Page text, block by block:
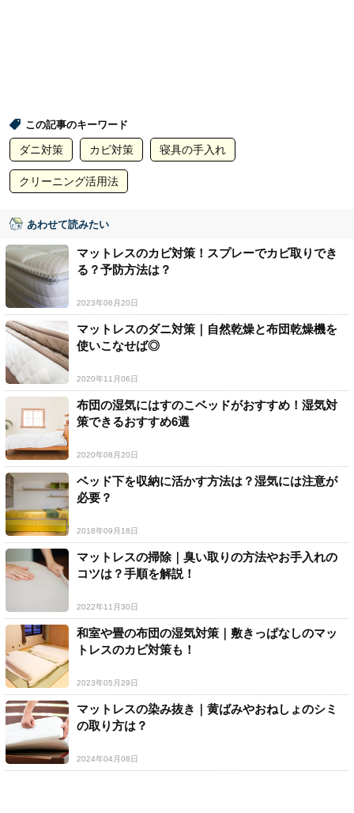
この記事のキーワード
ダニ対策 カビ対策 寝具の手入れ
クリーニング活用法
あわせて読みたい
マットレスのカビ対策！スプレーでカビ取りでき
る？予防方法は？
2023年06月20日
マットレスのダニ対策｜自然乾燥と布団乾燥機を
使いこなせば◎
2020年11月06日
布団の湿気にはすのこベッドがおすすめ！湿気対
策できるおすすめ6選
2020年08月20日
ベッド下を収納に活かす方法は？湿気には注意が
必要？
2018年09月18日
マットレスの掃除｜臭い取りの方法やお手入れの
コツは？手順を解説！
2022年11月30日
和室や畳の布団の湿気対策｜敷きっぱなしのマッ
トレスのカビ対策も！
2023年05月29日
マットレスの染み抜き｜黄ばみやおねしょのシミ
の取り方は？
2024年04月08日